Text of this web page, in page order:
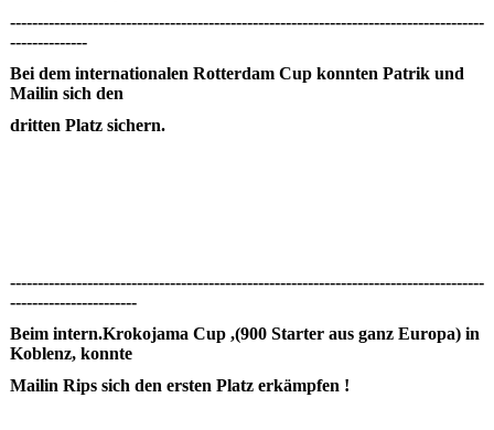
--------------------------------------------------------------------------------------
--------------
Bei dem internationalen Rotterdam Cup konnten Patrik und
Mailin sich den
dritten Platz sichern.
--------------------------------------------------------------------------------------
-----------------------
Beim intern.Krokojama Cup ,(900 Starter aus ganz Europa) in
Koblenz, konnte
Mailin Rips sich den ersten Platz erkämpfen !